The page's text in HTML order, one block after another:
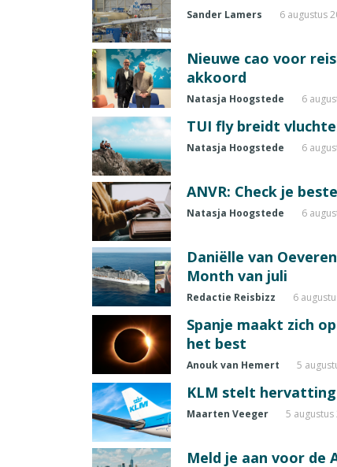
Sander Lamers 6 augustus
Nieuwe cao voor
akkoord
Natasja Hoogstede 6
TUI fly breidt
Natasja Hoogstede 6
ANVR: Check je
Natasja Hoogstede 6
Daniëlle van
Month van juli
Redactie Reisbizz 6
Spanje maakt zich
het best
Anouk van Hemert 5
KLM stelt
Maarten Veeger 5 augustus
Meld je aan voor de